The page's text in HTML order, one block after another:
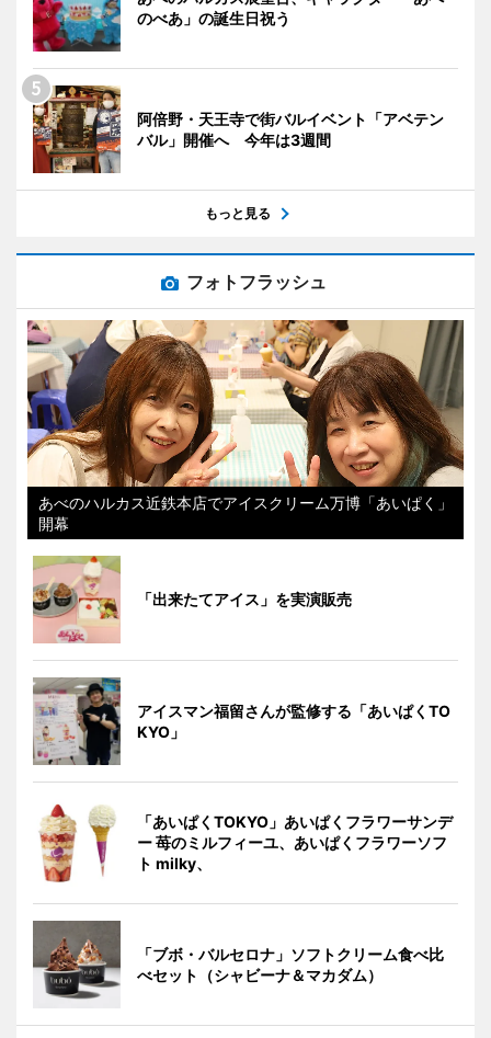
のべあ」の誕生日祝う
阿倍野・天王寺で街バルイベント「アベテン
バル」開催へ 今年は3週間
もっと見る
フォトフラッシュ
あべのハルカス近鉄本店でアイスクリーム万博「あいぱく」
開幕
「出来たてアイス」を実演販売
アイスマン福留さんが監修する「あいぱくTO
KYO」
「あいぱくTOKYO」あいぱくフラワーサンデ
ー 苺のミルフィーユ、あいぱくフラワーソフ
ト milky、
「ブボ・バルセロナ」ソフトクリーム食べ比
べセット（シャビーナ＆マカダム）